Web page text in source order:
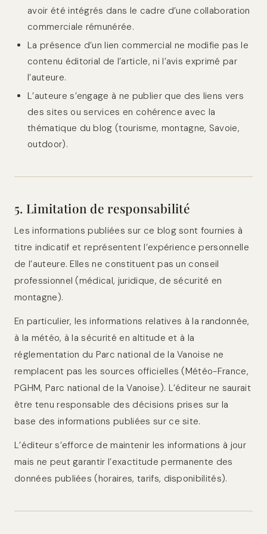
avoir été intégrés dans le cadre d’une collaboration
commerciale rémunérée.
La présence d’un lien commercial ne modifie pas le
contenu éditorial de l’article, ni l’avis exprimé par
l’auteure.
L’auteure s’engage à ne publier que des liens vers
des sites ou services en cohérence avec la
thématique du blog (tourisme, montagne, Savoie,
outdoor).
5. Limitation de responsabilité
Les informations publiées sur ce blog sont fournies à
titre indicatif et représentent l’expérience personnelle
de l’auteure. Elles ne constituent pas un conseil
professionnel (médical, juridique, de sécurité en
montagne).
En particulier, les informations relatives à la randonnée,
à la météo, à la sécurité en altitude et à la
réglementation du Parc national de la Vanoise ne
remplacent pas les sources officielles (Météo-France,
PGHM, Parc national de la Vanoise). L’éditeur ne saurait
être tenu responsable des décisions prises sur la
base des informations publiées sur ce site.
L’éditeur s’efforce de maintenir les informations à jour
mais ne peut garantir l’exactitude permanente des
données publiées (horaires, tarifs, disponibilités).